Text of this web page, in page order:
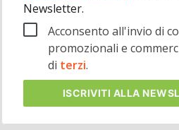
Newsletter.
Acconsento all'invio di
promozionali e
di terzi.
ISCRIVITI ALLA